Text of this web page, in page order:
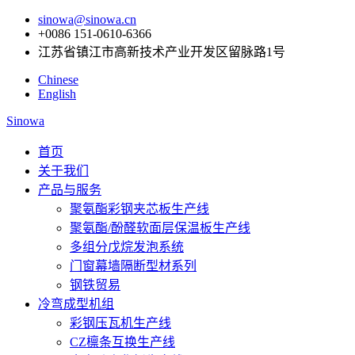
sinowa@sinowa.cn
+0086 151-0610-6366
江苏省镇江市高新技术产业开发区留脉路1号
Chinese
English
Sinowa
首页
关于我们
产品与服务
聚氨酯彩钢夹芯板生产线
聚氨酯/酚醛软面层保温板生产线
多组分戊烷发泡系统
门窗幕墙隔断型材系列
钢铁贸易
冷弯成型机组
彩钢压瓦机生产线
CZ檩条互换生产线